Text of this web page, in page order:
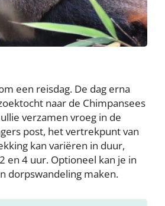
een reisdag. De dag erna
naar de Chimpansees
verzamen vroeg in de
post, het vertrekpunt van
kan variëren in duur,
en 4 uur. Optioneel kan je in
dorpswandeling maken.